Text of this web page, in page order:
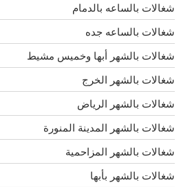
شغالات بالساعه بالدمام
شغالات بالساعه جده
شغالات بالشهر أبها وخميس مشيط
شغالات بالشهر الخرج
شغالات بالشهر الرياض
شغالات بالشهر المدينة المنورة
شغالات بالشهر المزاحمية
شغالات بالشهر بأبها